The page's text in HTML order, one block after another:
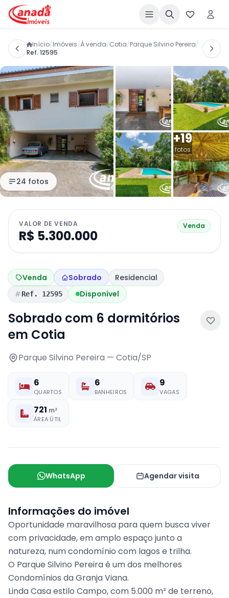
Início/Imóveis/À venda/Cotia/Parque Silvino Pereira/
Ref. 12595
+19
fotos
24 fotos
VALOR DE VENDA
R$ 5.300.000
Venda
Venda Sobrado Residencial
Ref. 12595 Disponível
Sobrado com 6 dormitórios
em Cotia
Parque Silvino Pereira — Cotia/SP
6
QUARTOS
6
BANHEIROS
9
VAGAS
721 m²
ÁREA ÚTIL
WhatsApp Agendar visita
Informações do imóvel
Oportunidade maravilhosa para quem busca viver
com privacidade, em amplo espaço junto a
natureza, num condomínio com lagos e trilha.
O Parque Silvino Pereira é um dos melhores
Condomínios da Granja Viana.
Linda Casa estilo Campo, com 5.000 m² de terreno,